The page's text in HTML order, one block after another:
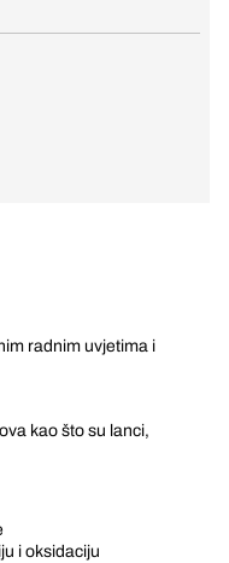
radnim uvjetima i
kao što su lanci,
i oksidaciju